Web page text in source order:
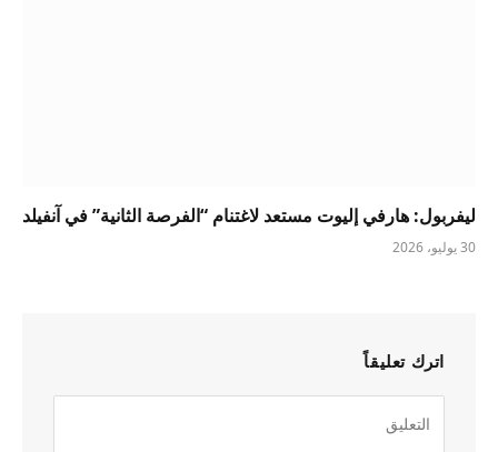
ليفربول: هارفي إليوت مستعد لاغتنام “الفرصة الثانية” في آنفيلد
30 يوليو، 2026
اترك تعليقاً